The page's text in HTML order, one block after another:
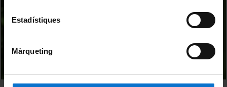
Estadístiques
Màrqueting